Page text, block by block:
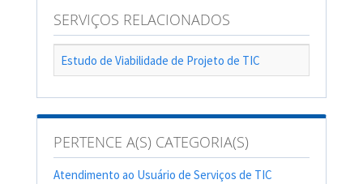
SERVIÇOS RELACIONADOS
Estudo de Viabilidade de Projeto de TIC
PERTENCE A(S) CATEGORIA(S)
Atendimento ao Usuário de Serviços de TIC